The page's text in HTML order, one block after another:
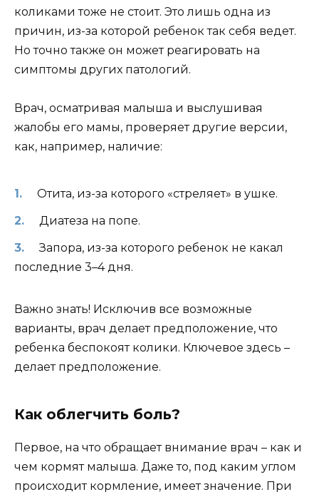
коликами тоже не стоит. Это лишь одна из
причин, из-за которой ребенок так себя ведет.
Но точно также он может реагировать на
симптомы других патологий.
Врач, осматривая малыша и выслушивая
жалобы его мамы, проверяет другие версии,
как, например, наличие:
Отита, из-за которого «стреляет» в ушке.
Диатеза на попе.
Запора, из-за которого ребенок не какал
последние 3–4 дня.
Важно знать! Исключив все возможные
варианты, врач делает предположение, что
ребенка беспокоят колики. Ключевое здесь –
делает предположение.
Как облегчить боль?
Первое, на что обращает внимание врач – как и
чем кормят малыша. Даже то, под каким углом
происходит кормление, имеет значение. При